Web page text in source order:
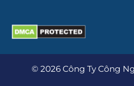
© 2026 Công Ty Công